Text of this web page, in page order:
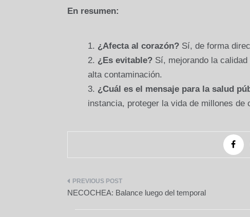
En resumen:
¿Afecta al corazón?Sí, de forma
¿Es evitable?Sí, mejorando la calidad
alta contaminación.
¿Cuál es el mensaje para la salud
instancia, proteger la vida de millones de
Navegación
de
NECOCHEA: Balance luego del temporal